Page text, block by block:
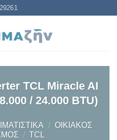
TCL Miracle AI
/ 24.000 BTU)
/ OΙΚΙΑΚΌΣ
/ TCL